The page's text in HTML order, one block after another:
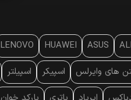
ASUS
HUAWEI
LENOVO
های وایرلس اسپیکر اسپیلتر